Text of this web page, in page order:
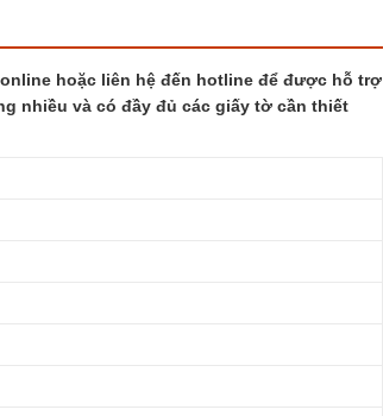
hoặc liên hệ đến hotline để được hỗ trợ
nhiều và có đầy đủ các giấy tờ cần thiết